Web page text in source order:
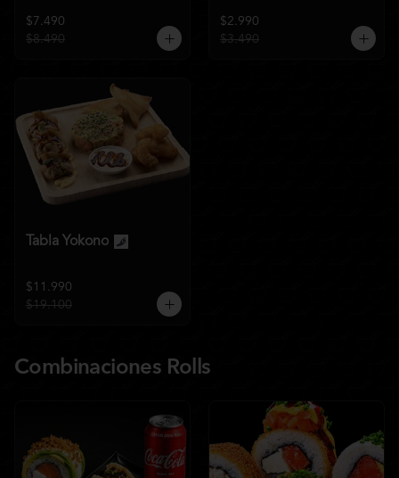
$7.490
$8.490
$2.990
$3.490
Tabla Yokono
$11.990
$19.100
Combinaciones Rolls